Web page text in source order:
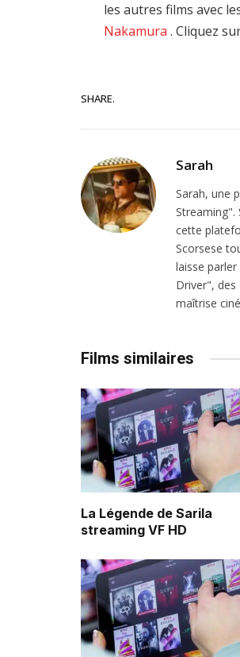
les autres films avec
Nakamura . Cliquez
SHARE.
Sarah
Sarah, une
Streaming".
cette
Scorsese
laisse
Driver",
maîtrise
Films similaires
La Légende de Sarila
streaming VF HD